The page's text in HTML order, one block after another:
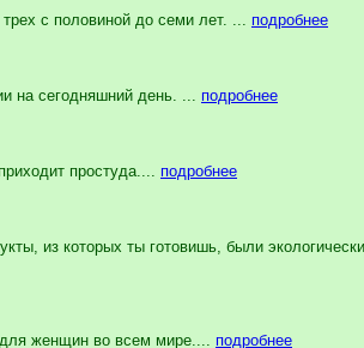
с половиной до семи лет. ... подробнее
на сегодняшний день. ... подробнее
простуда.... подробнее
из которых ты готовишь, были
для женщин во всем мире.... подробнее